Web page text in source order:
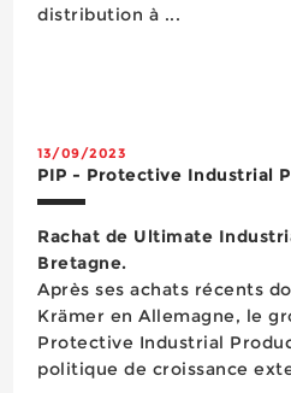
distribution à ...
13/09/2023
PIP - Protective Industrial
Rachat de Ultimate
Bretagne.
Après ses achats récents
Krämer en Allemagne, le
Protective Industrial
politique de croissance